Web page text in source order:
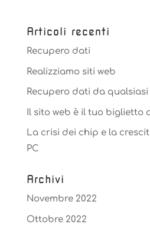
Articoli recenti
Recupero dati
Realizziamo siti web
Recupero dati da
Il sito web è il tuo biglietto
La crisi dei chip e la
PC
Archivi
Novembre 2022
Ottobre 2022